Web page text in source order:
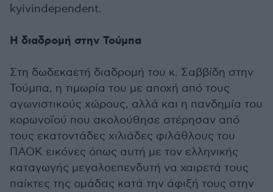
kyivindependent.
Η διαδρομή στην Τούμπα
Στη δωδεκαετή διαδρομή του κ. Σαββίδη στην
Τούμπα, η τιμωρία του με αποχή από τους
αγωνιστικούς χώρους, αλλά και η πανδημία του
κορωνοϊού που ακολούθησε στέρησαν από
τους εκατοντάδες χιλιάδες φιλάθλους του
ΠΑΟΚ εικόνες όπως αυτή με τον ελληνικής
καταγωγής μεγαλοεπενδυτή να χαιρετά τους
παίκτες της ομάδας κατά την άφιξή τους στην